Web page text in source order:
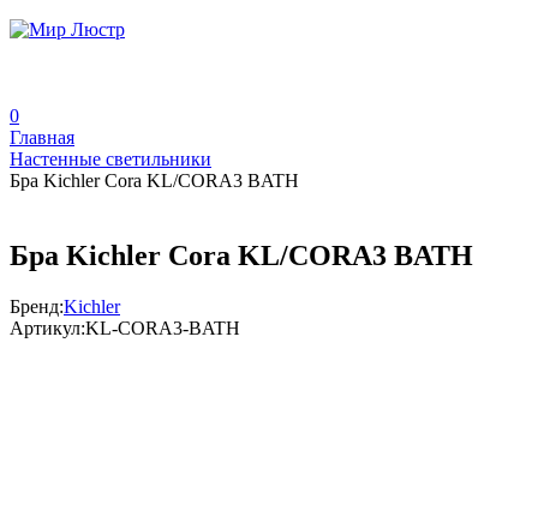
0
Главная
Настенные светильники
Бра Kichler Cora KL/CORA3 BATH
Бра Kichler Cora KL/CORA3 BATH
Бренд:Kichler
Артикул:KL-CORA3-BATH